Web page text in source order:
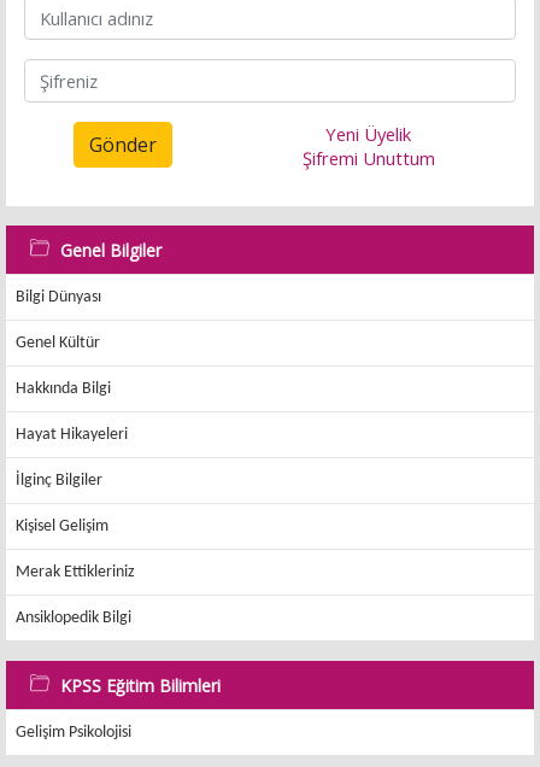
Gönder
Yeni Üyelik
Şifremi Unuttum
Genel Bilgiler
Bilgi Dünyası
Genel Kültür
Hakkında Bilgi
Hayat Hikayeleri
İlginç Bilgiler
Kişisel Gelişim
Merak Ettikleriniz
Ansiklopedik Bilgi
KPSS Eğitim Bilimleri
Gelişim Psikolojisi